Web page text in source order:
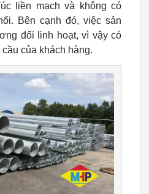
liền mạch và không có
Bên cạnh đó, việc sản
đối linh hoạt, vì vậy có
của khách hàng.